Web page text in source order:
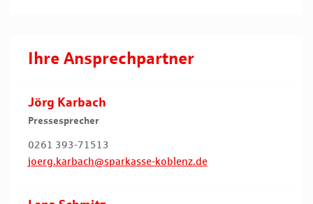
Ihre Ansprechpartner
Jörg Karbach
Pressesprecher
0261 393-71513
joerg.karbach@sparkasse-koblenz.de